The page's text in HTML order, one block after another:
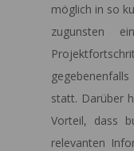
möglich in so
zugunsten
statt. Darüber
Vorteil, dass
relevanten